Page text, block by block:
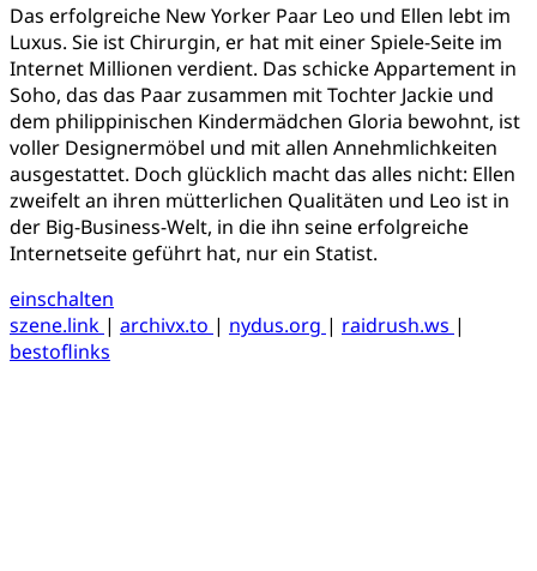
Das erfolgreiche New Yorker Paar Leo und Ellen lebt im
Luxus. Sie ist Chirurgin, er hat mit einer Spiele-Seite im
Internet Millionen verdient. Das schicke Appartement in
Soho, das das Paar zusammen mit Tochter Jackie und
dem philippinischen Kindermädchen Gloria bewohnt, ist
voller Designermöbel und mit allen Annehmlichkeiten
ausgestattet. Doch glücklich macht das alles nicht: Ellen
zweifelt an ihren mütterlichen Qualitäten und Leo ist in
der Big-Business-Welt, in die ihn seine erfolgreiche
Internetseite geführt hat, nur ein Statist.
einschalten
szene.link | archivx.to | nydus.org | raidrush.ws |
bestoflinks